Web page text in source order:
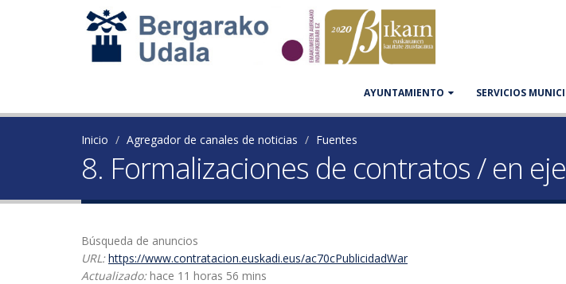
AYUNTAMIENTO SERVICIOS
Inicio Agregador de canales de noticias Fuentes
8. Formalizaciones de contratos / en
Búsqueda de anuncios
URL: https://www.contratacion.euskadi.eus/ac70cPublicidadWar
Actualizado:hace 11 horas 56 mins